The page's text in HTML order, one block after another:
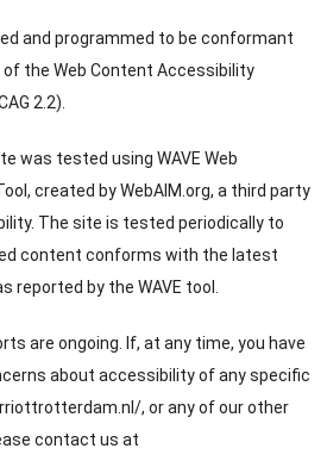
and programmed to be conformant
of the Web Content Accessibility
2.2).
was tested using WAVE Web
created by WebAIM.org, a third party
The site is tested periodically to
content conforms with the latest
reported by the WAVE tool.
are ongoing. If, at any time, you have
about accessibility of any specific
, or any of our other
contact us at